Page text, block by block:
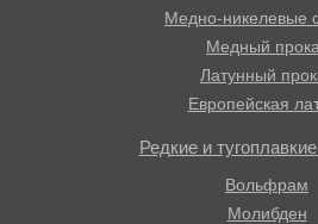
Медно-никелевые
Медный
Латунный
Европейская
Редкие и
Вольфрам
Молибден